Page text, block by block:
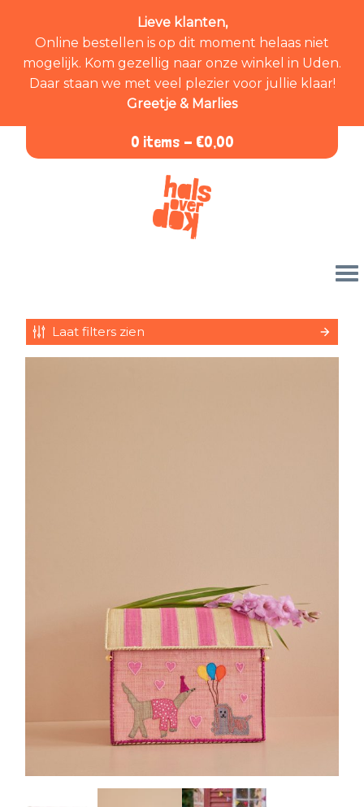
Lieve klanten,
Online bestellen is op dit moment helaas niet
mogelijk. Kom gezellig naar onze winkel in Uden.
Daar staan we met veel plezier voor jullie klaar!
Greetje & Marlies
0 items - €0,00
Laat filters zien